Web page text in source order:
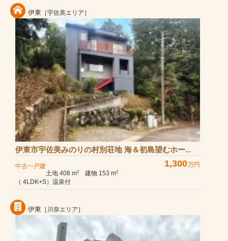
伊東 ［宇佐美エリア］
伊東市宇佐美みのりの村別荘地 海＆初島望むホー...
中古一戸建 1,300万円
土地 408 m2 建物 153 m2
（ 4LDK+S）温泉付
伊東 ［川奈エリア］